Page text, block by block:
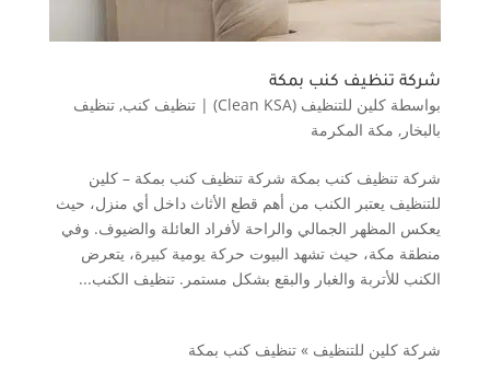
شركة تنظيف كنب بمكة
بواسطة كلين للتنظيف (Clean KSA) | تنظيف كنب, تنظيف
بالبخار , مكة المكرمة
شركة تنظيف كنب بمكة شركة تنظيف كنب بمكة – كلين
للتنظيف يعتبر الكنب من أهم قطع الأثاث داخل أي منزل، حيث
يعكس المظهر الجمالي والراحة لأفراد العائلة والضيوف. وفي
منطقة مكة، حيث تشهد البيوت حركة يومية كبيرة، يتعرض
الكنب للأتربة والغبار والبقع بشكل مستمر. تنظيف الكنب...
شركة كلين للتنظيف » تنظيف كنب بمكة